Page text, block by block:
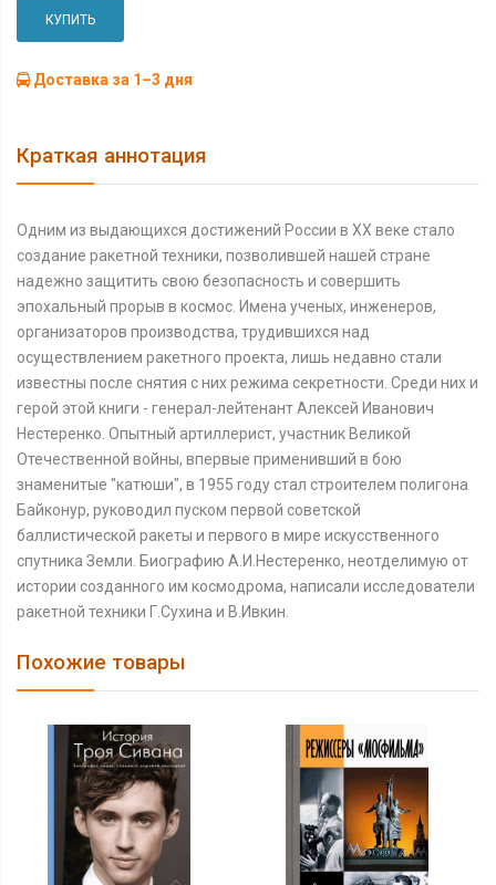
КУПИТЬ
Доставка за 1–3 дня
Краткая аннотация
Одним из выдающихся достижений России в ХХ веке стало
создание ракетной техники, позволившей нашей стране
надежно защитить свою безопасность и совершить
эпохальный прорыв в космос. Имена ученых, инженеров,
организаторов производства, трудившихся над
осуществлением ракетного проекта, лишь недавно стали
известны после снятия с них режима секретности. Среди них и
герой этой книги - генерал-лейтенант Алексей Иванович
Нестеренко. Опытный артиллерист, участник Великой
Отечественной войны, впервые применивший в бою
знаменитые "катюши", в 1955 году стал строителем полигона
Байконур, руководил пуском первой советской
баллистической ракеты и первого в мире искусственного
спутника Земли. Биографию А.И.Нестеренко, неотделимую от
истории созданного им космодрома, написали исследователи
ракетной техники Г.Сухина и В.Ивкин.
Похожие товары